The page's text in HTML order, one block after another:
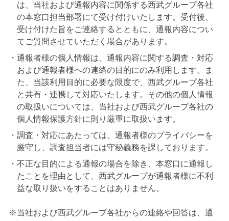
は、当社および通報内容に関係する西武グループ各社
の本窓口担当部署にて受け付けいたします。受付後、
受け付けた旨をご連絡するとともに、通報内容につい
てご質問させていただく場合があります。
通報者様の個人情報は、通報内容に関する調査・対応
および通報者様への連絡の目的にのみ利用します。ま
た、当該利用目的に必要な限度で、西武グループ各社
と共有・連携して対応いたします。その他の個人情報
の取扱いについては、当社および西武グループ各社の
個人情報保護方針に則り厳重に取扱います。
調査・対応にあたっては、通報者様のプライバシーを
厳守し、調査担当者には守秘義務を課しております。
不正な目的による通報の場合を除き、本窓口に通報し
たことを理由として、西武グループが通報者様に不利
益な取り扱いをすることはありません。
※当社および西武グループ各社からの連絡や回答は、通